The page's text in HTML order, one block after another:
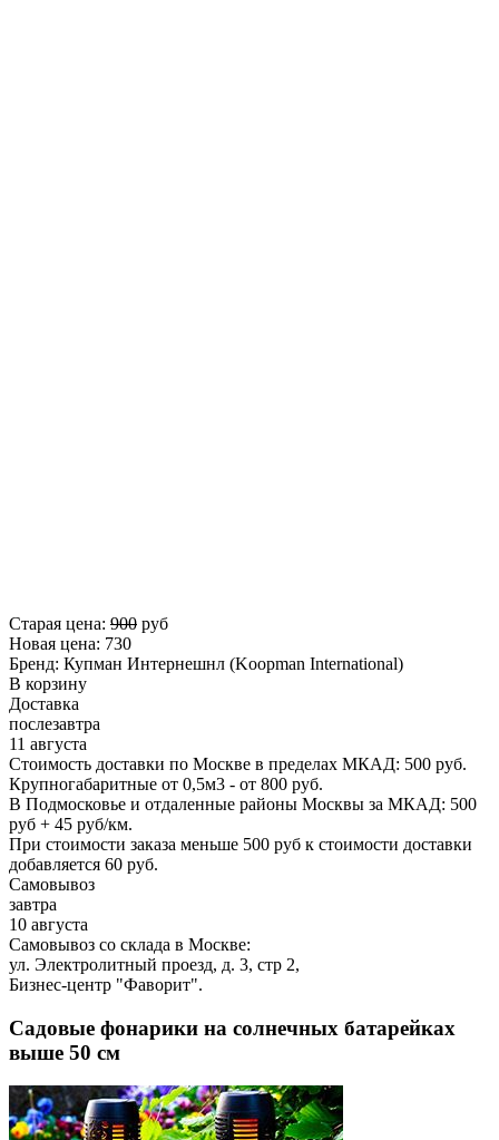
Старая цена: 900 руб
Новая цена: 730
Бренд: Купман Интернешнл (Koopman International)
В корзину
Доставка
послезавтра
11 августа
Стоимость доставки по Москве в пределах МКАД: 500 руб.
Крупногабаритные от 0,5м3 - от 800 руб.
В Подмосковье и отдаленные районы Москвы за МКАД: 500
руб + 45 руб/км.
При стоимости заказа меньше 500 руб к стоимости доставки
добавляется 60 руб.
Самовывоз
завтра
10 августа
Самовывоз со склада в Москве:
ул. Электролитный проезд, д. 3, стр 2,
Бизнес-центр "Фаворит".
Садовые фонарики на солнечных батарейках
выше 50 см